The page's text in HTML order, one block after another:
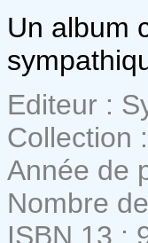
Un album
Editeur :
Collection
Année de
Nombre
ISBN 13 :